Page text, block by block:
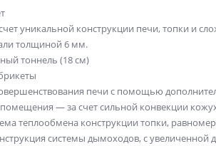
уникальной конструкции печи, топки и
толщиной 6 мм.
тоннель (18 см)
печи с помощью
— за счет сильной конвекции
теплообмена конструкции топки,
системы дымоходов, с увеличенной